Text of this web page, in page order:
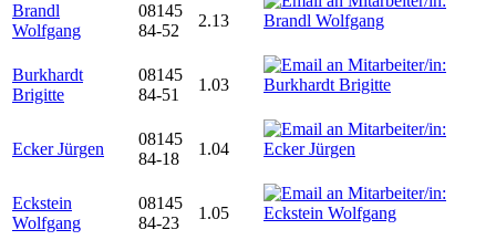
Brandl
Wolfgang
08145
84-52
2.13
Burkhardt
Brigitte
08145
84-51
1.03
Ecker Jürgen
08145
84-18
1.04
Eckstein
Wolfgang
08145
84-23
1.05